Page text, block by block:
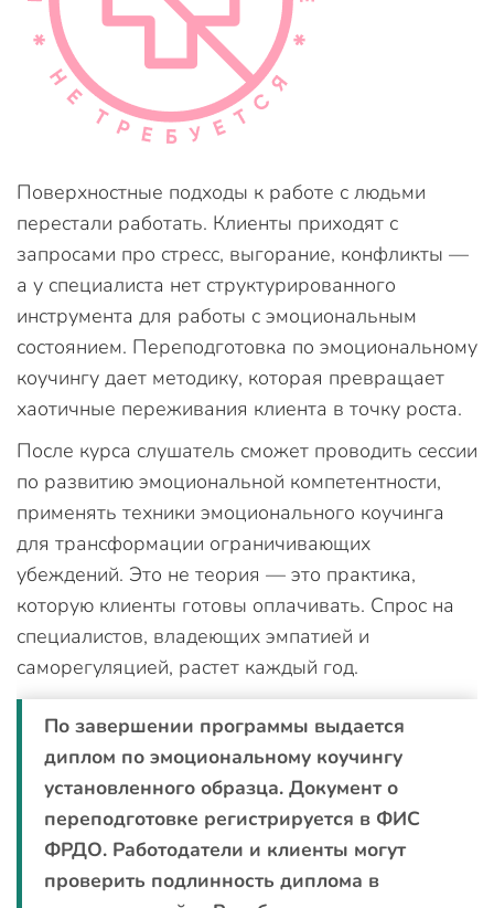
Поверхностные подходы к работе с людьми
перестали работать. Клиенты приходят с
запросами про стресс, выгорание, конфликты —
а у специалиста нет структурированного
инструмента для работы с эмоциональным
состоянием. Переподготовка по эмоциональному
коучингу дает методику, которая превращает
хаотичные переживания клиента в точку роста.
После курса слушатель сможет проводить сессии
по развитию эмоциональной компетентности,
применять техники эмоционального коучинга
для трансформации ограничивающих
убеждений. Это не теория — это практика,
которую клиенты готовы оплачивать. Спрос на
специалистов, владеющих эмпатией и
саморегуляцией, растет каждый год.
По завершении программы выдается
диплом по эмоциональному коучингу
установленного образца. Документ о
переподготовке регистрируется в ФИС
ФРДО. Работодатели и клиенты могут
проверить подлинность диплома в